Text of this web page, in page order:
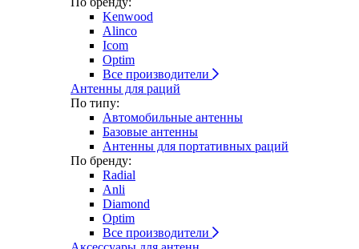
Kenwood
Alinco
Icom
Optim
Все производители
Антенны для раций
По типу:
Автомобильные антенны
Базовые антенны
Антенны для портативных раций
По бренду:
Radial
Anli
Diamond
Optim
Все производители